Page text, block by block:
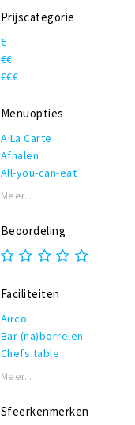
Prijscategorie
€
€€
€€€
Menuopties
A La Carte
Afhalen
All-you-can-eat
Allergieën
Buffet
Daghap
High Tea
High wine
Kindermenu
(Keuze)menu
Seizoensproducten
Streekproducten
Meer...
Beoordeling
Faciliteiten
Airco
Bar (na)borrelen
Chefs table
Eigen parkeerplaats
Honden toegestaan
Meer...
Sfeerkenmerken